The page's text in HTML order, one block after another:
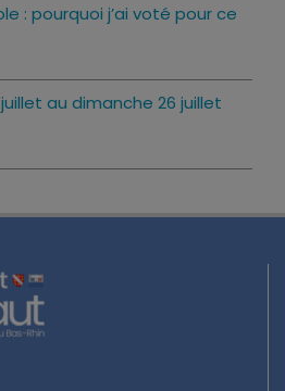
: pourquoi j’ai voté pour ce
au dimanche 26 juillet